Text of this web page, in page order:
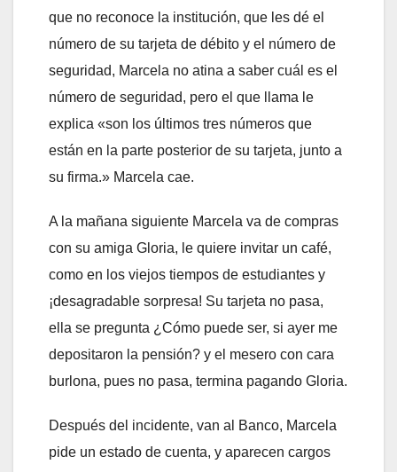
que no reconoce la institución, que les dé el
número de su tarjeta de débito y el número de
seguridad, Marcela no atina a saber cuál es el
número de seguridad, pero el que llama le
explica «son los últimos tres números que
están en la parte posterior de su tarjeta, junto a
su firma.» Marcela cae.
A la mañana siguiente Marcela va de compras
con su amiga Gloria, le quiere invitar un café,
como en los viejos tiempos de estudiantes y
¡desagradable sorpresa! Su tarjeta no pasa,
ella se pregunta ¿Cómo puede ser, si ayer me
depositaron la pensión? y el mesero con cara
burlona, pues no pasa, termina pagando Gloria.
Después del incidente, van al Banco, Marcela
pide un estado de cuenta, y aparecen cargos